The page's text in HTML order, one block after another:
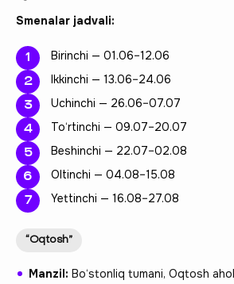
Smenalar jadvali:
Birinchi — 01.06–12.06
Ikkinchi — 13.06–24.06
Uchinchi — 26.06–07.07
To‘rtinchi — 09.07–20.07
Beshinchi — 22.07–02.08
Oltinchi — 04.08–15.08
Yettinchi — 16.08–27.08
“Oqtosh”
Manzil: Bo‘stonliq tumani, Oqtosh